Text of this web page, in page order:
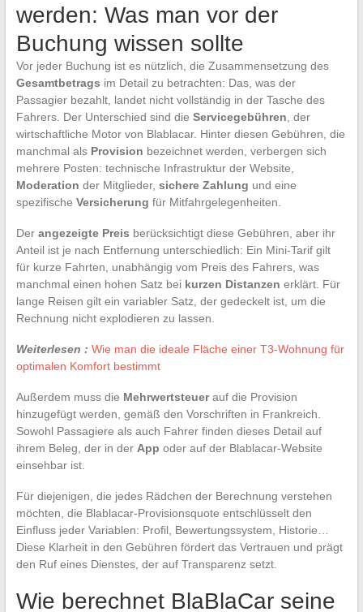
werden: Was man vor der
Buchung wissen sollte
Vor jeder Buchung ist es nützlich, die Zusammensetzung des
Gesamtbetrags im Detail zu betrachten: Das, was der
Passagier bezahlt, landet nicht vollständig in der Tasche des
Fahrers. Der Unterschied sind die Servicegebühren , der
wirtschaftliche Motor von Blablacar. Hinter diesen Gebühren, die
manchmal als Provision bezeichnet werden, verbergen sich
mehrere Posten: technische Infrastruktur der Website,
Moderation der Mitglieder, sichere Zahlung und eine
spezifische Versicherung für Mitfahrgelegenheiten.
Der angezeigte Preis berücksichtigt diese Gebühren, aber ihr
Anteil ist je nach Entfernung unterschiedlich: Ein Mini-Tarif gilt
für kurze Fahrten, unabhängig vom Preis des Fahrers, was
manchmal einen hohen Satz bei kurzen Distanzen erklärt. Für
lange Reisen gilt ein variabler Satz, der gedeckelt ist, um die
Rechnung nicht explodieren zu lassen.
Weiterlesen : Wie man die ideale Fläche einer T3-Wohnung für
optimalen Komfort bestimmt
Außerdem muss die Mehrwertsteuerauf die Provision
hinzugefügt werden, gemäß den Vorschriften in Frankreich.
Sowohl Passagiere als auch Fahrer finden dieses Detail auf
ihrem Beleg, der in der App oder auf der Blablacar-Website
einsehbar ist.
Für diejenigen, die jedes Rädchen der Berechnung verstehen
möchten, die Blablacar-Provisionsquote entschlüsselt den
Einfluss jeder Variablen: Profil, Bewertungssystem, Historie…
Diese Klarheit in den Gebühren fördert das Vertrauen und prägt
den Ruf eines Dienstes, der auf Transparenz setzt.
Wie berechnet BlaBlaCar seine